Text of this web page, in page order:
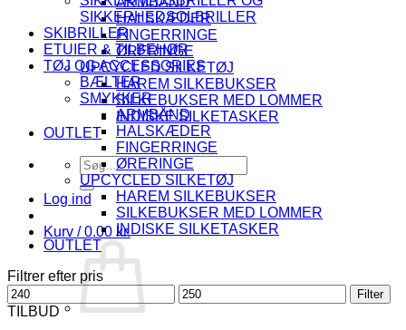
HALSKÆDER
FINGERRINGE
ØRERINGE
UPCYCLED SILKETØJ
HAREM SILKEBUKSER
SILKEBUKSER MED LOMMER
INDISKE SILKETASKER
OUTLET
Søg
efter:
Log ind
Kurv /0.00 kr.
SIKKERHEDSOLBRILLER
SKIBRILLER
ETUIER & TILBEHØR
TØJ OG ACCESSORIES
BÆLTER
SMYKKER
ARMBÅND
HALSKÆDER
FINGERRINGE
ØRERINGE
UPCYCLED SILKETØJ
HAREM SILKEBUKSER
SILKEBUKSER MED LOMMER
INDISKE SILKETASKER
OUTLET
Filtrer efter pris
Mindste
pris
Højeste
pris
Filter
TILBUD